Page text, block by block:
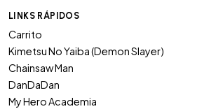
LINKS RÁPIDOS
Carrito
Kimetsu No Yaiba (Demon Slayer)
Chainsaw Man
DanDaDan
My Hero Academia